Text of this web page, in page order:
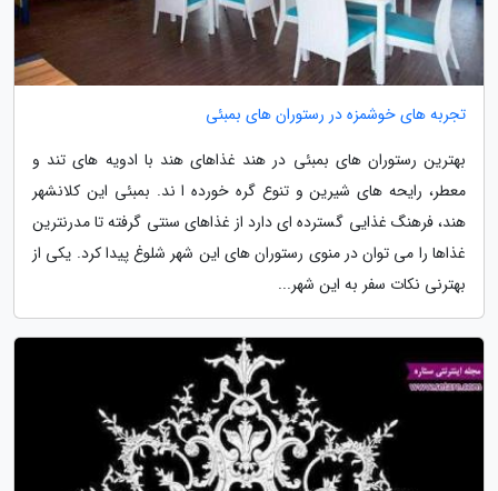
تجربه های خوشمزه در رستوران های بمبئی
بهترین رستوران های بمبئی در هند غذاهای هند با ادویه های تند و
معطر، رایحه های شیرین و تنوع گره خورده ا ند. بمبئی این کلانشهر
هند، فرهنگ غذایی گسترده ای دارد از غذاهای سنتی گرفته تا مدرنترین
غذاها را می توان در منوی رستوران های این شهر شلوغ پیدا کرد. یکی از
بهترنی نکات سفر به این شهر...